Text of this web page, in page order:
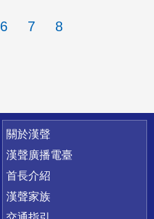
6 7 8
關於漢聲
漢聲廣播電臺
首長介紹
漢聲家族